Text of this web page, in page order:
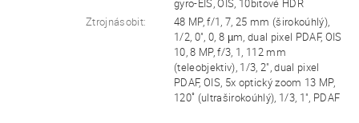
gyro-EIS, OIS, 10bitové HDR
Ztrojnásobit:
48 MP, f/1, 7, 25 mm (širokoúhlý),
1/2, 0", 0, 8 µm, dual pixel PDAF, OIS
10, 8 MP, f/3, 1, 112 mm
(teleobjektiv), 1/3, 2", dual pixel
PDAF, OIS, 5x optický zoom 13 MP,
120˚ (ultraširokoúhlý), 1/3, 1", PDAF